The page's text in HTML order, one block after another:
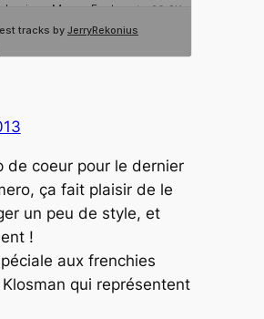
de coeur pour le dernier
ça fait plaisir de le
un peu de style, et
!
aux frenchies
qui représentent